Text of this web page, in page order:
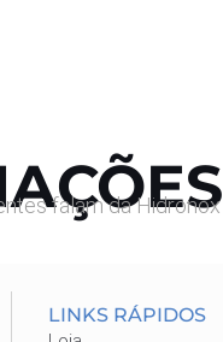
falam da Hidronox
LINKS RÁPIDOS